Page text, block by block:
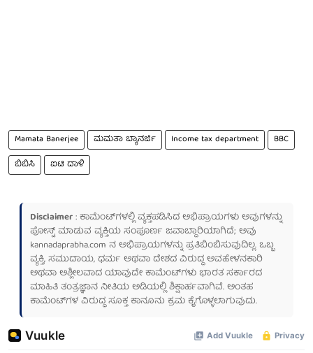
Mamata Banerjee ಮಮತಾ ಬ್ಯಾನರ್ಜಿ Income tax department
BBC
ಬಿಬಿಸಿ
ಐಟಿ ದಾಳಿ
Disclaimer: ಕಾಮೆಂಟ್‌ಗಳಲ್ಲಿ ವ್ಯಕ್ತಪಡಿಸಿದ ಅಭಿಪ್ರಾಯಗಳು ಅವುಗಳನ್ನು
ಪೋಸ್ಟ್ ಮಾಡುವ ವ್ಯಕ್ತಿಯ ಸಂಪೂರ್ಣ ಜವಾಬ್ದಾರಿಯಾಗಿದೆ; ಅವು
kannadaprabha.com ನ ಅಭಿಪ್ರಾಯಗಳನ್ನು ಪ್ರತಿಬಿಂಬಿಸುವುದಿಲ್ಲ. ಒಬ್ಬ
ವ್ಯಕ್ತಿ, ಸಮುದಾಯ, ಧರ್ಮ ಅಥವಾ ದೇಶದ ವಿರುದ್ಧ ಅವಹೇಳನಕಾರಿ
ಅಥವಾ ಅಶ್ಲೀಲವಾದ ಯಾವುದೇ ಕಾಮೆಂಟ್‌ಗಳು ಭಾರತ ಸರ್ಕಾರದ
ಮಾಹಿತಿ ತಂತ್ರಜ್ಞಾನ ನೀತಿಯ ಅಡಿಯಲ್ಲಿ ಶಿಕ್ಷಾರ್ಹವಾಗಿವೆ. ಅಂತಹ
ಕಾಮೆಂಟ್‌ಗಳ ವಿರುದ್ಧ ಸೂಕ್ತ ಕಾನೂನು ಕ್ರಮ ಕೈಗೊಳ್ಳಲಾಗುವುದು.